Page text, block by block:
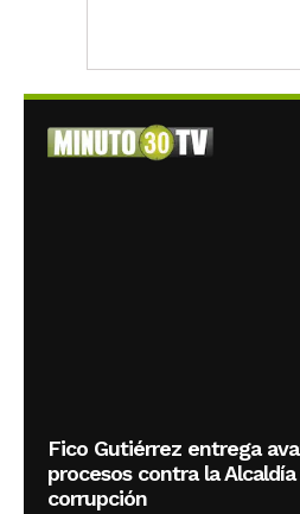
Fico Gutiérrez entrega
procesos contra la
corrupción